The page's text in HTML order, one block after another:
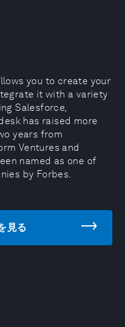
you to create your
it with a variety
Salesforce,
has raised more
years from
Ventures and
named as one of
by Forbes.
見る